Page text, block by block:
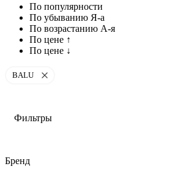
По популярности
По убыванию Я-а
По возрастанию А-я
По цене ↑
По цене ↓
BALU
Фильтры
Бренд